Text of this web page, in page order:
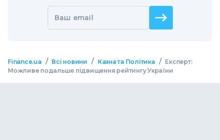
Ваш email
Finance.ua / Всі новини / Казна та Політика / Експерт:
Можливе подальше підвищення рейтингу України